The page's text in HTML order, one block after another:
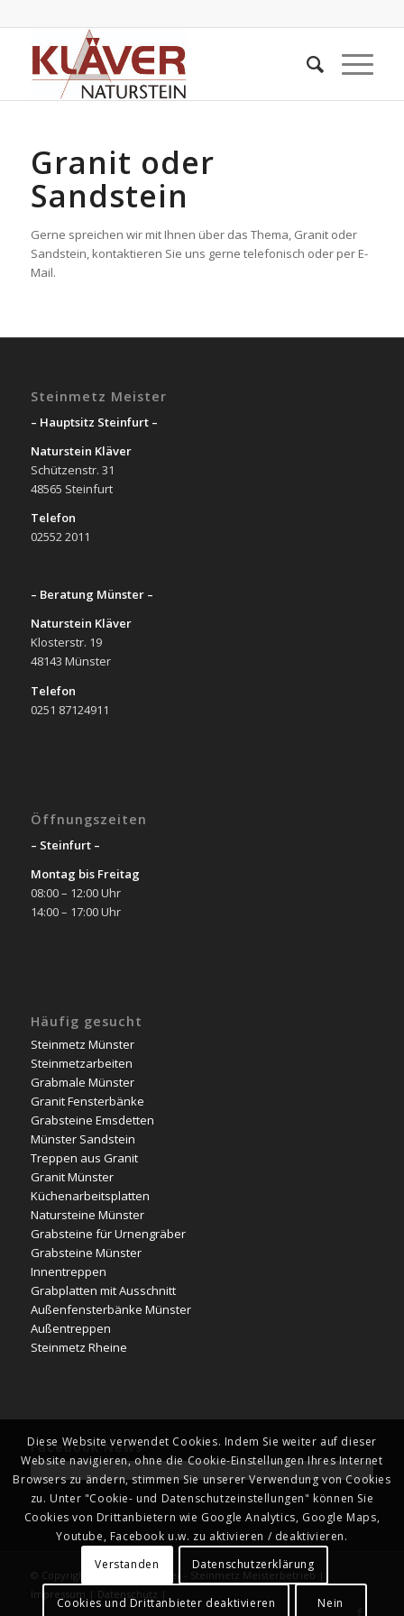
Granit oder
Sandstein
Gerne spreichen wir mit Ihnen über das Thema, Granit oder
Sandstein, kontaktieren Sie uns gerne telefonisch oder per E-
Mail.
Steinmetz Meister
– Hauptsitz Steinfurt –
Naturstein Kläver
Schützenstr. 31
48565 Steinfurt
Telefon
02552 2011
– Beratung Münster –
Naturstein Kläver
Klosterstr. 19
48143 Münster
Telefon
0251 87124911
Öffnungszeiten
– Steinfurt –
Montag bis Freitag
08:00 – 12:00 Uhr
14:00 – 17:00 Uhr
Häufig gesucht
Steinmetz Münster
Steinmetzarbeiten
Grabmale Münster
Granit Fensterbänke
Grabsteine Emsdetten
Münster Sandstein
Treppen aus Granit
Granit Münster
Küchenarbeitsplatten
Natursteine Münster
Grabsteine für Urnengräber
Grabsteine Münster
Innentreppen
Grabplatten mit Ausschnitt
Außenfensterbänke Münster
Außentreppen
Steinmetz Rheine
Facebook News
© Copyright - Naturstein Kläver - Steinmetz Meisterbetrieb |
Impressum | Datenschutz |
Diese Website verwendet Cookies. Indem Sie weiter auf dieser
Website navigieren, ohne die Cookie-Einstellungen Ihres Internet
Browsers zu ändern, stimmen Sie unserer Verwendung von Cookies
zu. Unter "Cookie- und Datenschutzeinstellungen" können Sie
Cookies von Drittanbietern wie Google Analytics, Google Maps,
Youtube, Facebook u.w. zu aktivieren / deaktivieren.
Verstanden
Datenschutzerklärung
Cookies und Drittanbieter deaktivieren Nein